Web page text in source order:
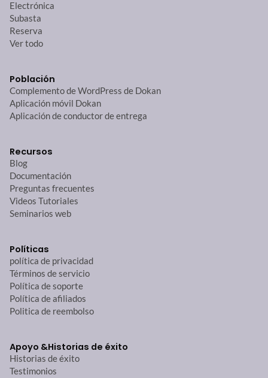
Electrónica
Subasta
Reserva
Ver todo
Población
Complemento de WordPress de Dokan
Aplicación móvil Dokan
Aplicación de conductor de entrega
Recursos
Blog
Documentación
Preguntas frecuentes
Videos Tutoriales
Seminarios web
Políticas
política de privacidad
Términos de servicio
Política de soporte
Política de afiliados
Politica de reembolso
Apoyo &Historias de éxito
Historias de éxito
Testimonios